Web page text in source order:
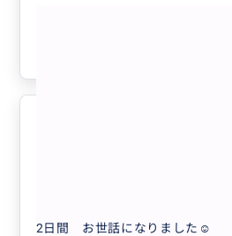
2日間 お世話になりました☺